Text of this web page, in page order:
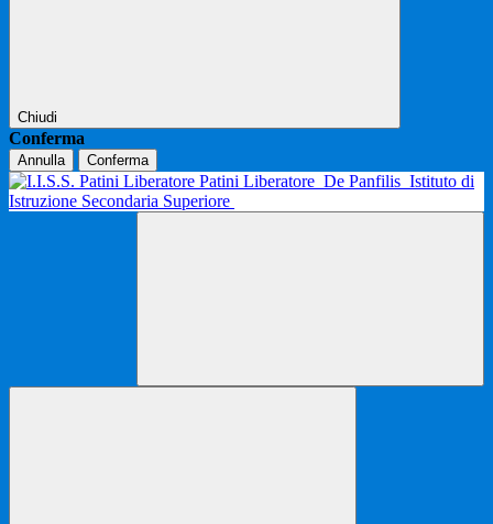
Chiudi
Conferma
Annulla Conferma
Patini Liberatore De Panfilis Istituto di
Istruzione Secondaria Superiore